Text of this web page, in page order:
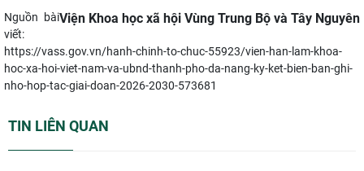
Viện Khoa học xã hội Vùng Trung Bộ và Tây Nguyên
Nguồn bài
viết:
https://vass.gov.vn/hanh-chinh-to-chuc-55923/vien-han-lam-khoa-
hoc-xa-hoi-viet-nam-va-ubnd-thanh-pho-da-nang-ky-ket-bien-ban-ghi-
nho-hop-tac-giai-doan-2026-2030-573681
TIN LIÊN QUAN